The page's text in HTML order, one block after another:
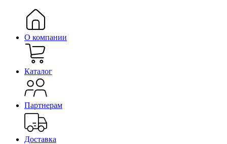
О компании
Каталог
Партнерам
Доставка